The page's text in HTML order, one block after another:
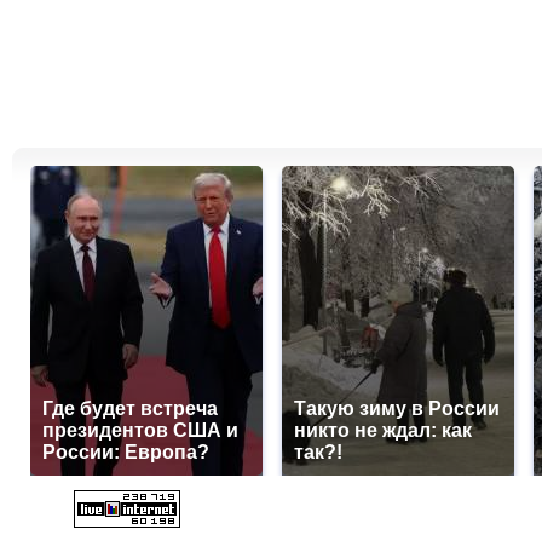
Где будет встреча
президентов США и
России: Европа?
Такую зиму в России
никто не ждал: как
так?!